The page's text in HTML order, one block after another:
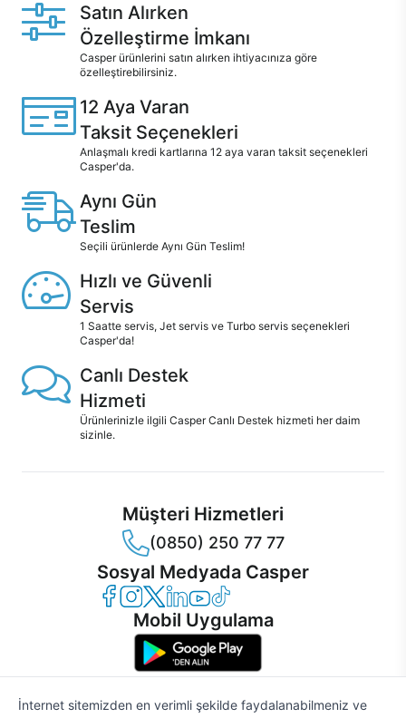
Satın Alırken
Özelleştirme İmkanı
Casper ürünlerini satın alırken ihtiyacınıza göre
özelleştirebilirsiniz.
12 Aya Varan
Taksit Seçenekleri
Anlaşmalı kredi kartlarına 12 aya varan taksit seçenekleri
Casper'da.
Aynı Gün
Teslim
Seçili ürünlerde Aynı Gün Teslim!
Hızlı ve Güvenli
Servis
1 Saatte servis, Jet servis ve Turbo servis seçenekleri
Casper'da!
Canlı Destek
Hizmeti
Ürünlerinizle ilgili Casper Canlı Destek hizmeti her daim
sizinle.
Müşteri Hizmetleri
(0850) 250 77 77
Sosyal Medyada Casper
Casper Facebook
Casper Instagram
Casper Twitter
Casper LinkedIn
Casper YouTube
Casper TikTok
Mobil Uygulama
İnternet sitemizden en verimli şekilde faydalanabilmeniz ve